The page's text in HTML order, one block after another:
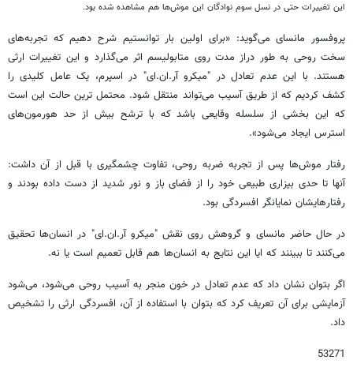
این تغییرات حتی در نسل سوم نوادگان این موش‌ها هم مشاهده شده بود.
پروفسور مانسای می‌گوید: «برای اولین بار توانستیم شرح دهیم که تجربه‌های
سخت روحی به طور دراز مدت روی متابولیسم اثر می‌گذارد و این تغییرات ارثی
هستند. با این عدم تعادل در "میکرو آر.ان‌.ای" در اسپرم، یک عامل کلیدی را
کشف کردیم که از طریق آسیب می‌تواند منتقل شود. محتمل ترین حالت این است
که این بخشی از سلسله وقایعی باشد که با ترشح بیش از حد هورمون‌های
استرس ایجاد می‌شود».
رفتار موش‌ها پس از تجربه ضربه روحی، تفاوت چشمگیری با قبل از آن داشت:
آنها تا حدی بیزاری طبیعی خود را از فضای باز و نور شدید از دست داده بودند و
رفتارهایشان نمایانگر افسردگی بود.
در حال حاضر مانسای و گروهش روی نقش "میکرو آر.ان‌.ای" در انسان‌ها تحقیق
می‌کنند تا ببینند که ایا این نتایج به انسان‌ها هم قابل تعمیم است یا نه.
اگر بتوان نشان داد که عدم تعادل در خون منجر به آسیب روحی می‌شود، می‌شود
آزمایشی برای آن تعریف کرد که بتوان با استفاده از آن، افسردگی ارثی را تشخیص
داد.
53271